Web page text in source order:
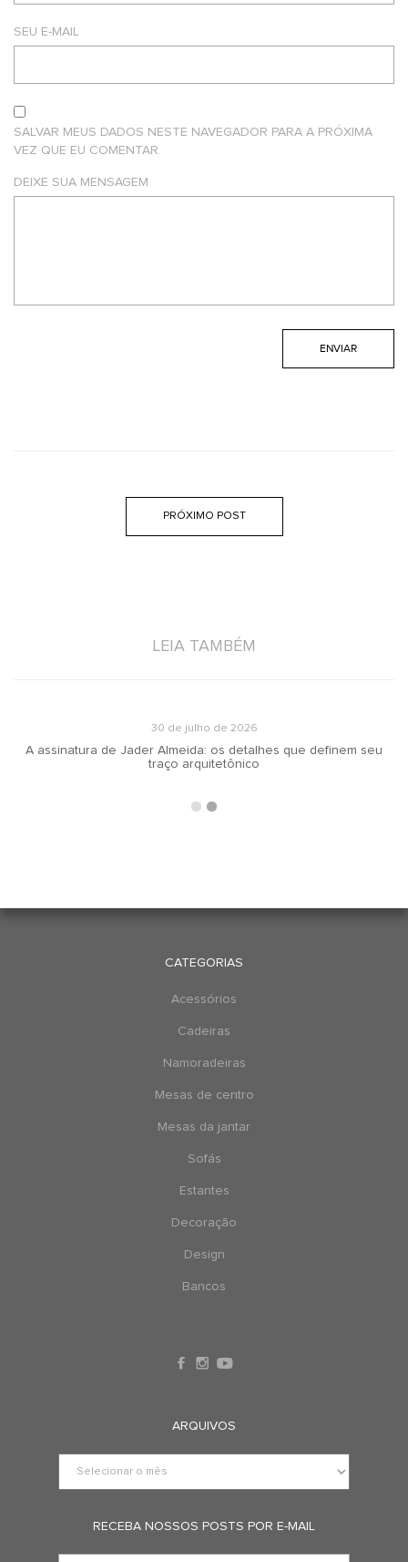
SEU E-MAIL
SALVAR MEUS DADOS NESTE NAVEGADOR PARA A PRÓXIMA
VEZ QUE EU COMENTAR.
DEIXE SUA MENSAGEM
PRÓXIMO POST
LEIA TAMBÉM
30 de julho de 2026
A assinatura de Jader Almeida: os detalhes que definem seu
traço arquitetônico
CATEGORIAS
Acessórios
Cadeiras
Namoradeiras
Mesas de centro
Mesas da jantar
Sofás
Estantes
Decoração
Design
Bancos
ARQUIVOS
RECEBA NOSSOS POSTS POR E-MAIL